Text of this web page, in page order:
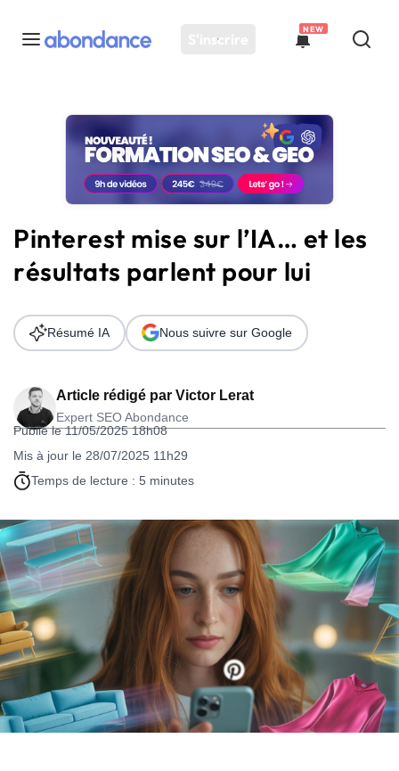
S'inscrire
NEW
Toutes les actus
Actus SEO
Plateforme
Solutions
Ressources
Audit SEO
Pinterest mise sur l’IA… et les
résultats parlent pour lui
Article rédigé par Victor Lerat
Expert SEO Abondance
Publié le 11/05/2025 18h08
Mis à jour le 28/07/2025 11h29
Temps de lecture : 5 minutes
Résumé IA Nous suivre sur Google